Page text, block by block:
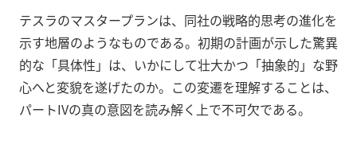
テスラのマスタープランは、同社の戦略的思考の進化を
示す地層のようなものである。初期の計画が示した驚異
的な「具体性」は、いかにして壮大かつ「抽象的」な野
心へと変貌を遂げたのか。この変遷を理解することは、
パートIVの真の意図を読み解く上で不可欠である。